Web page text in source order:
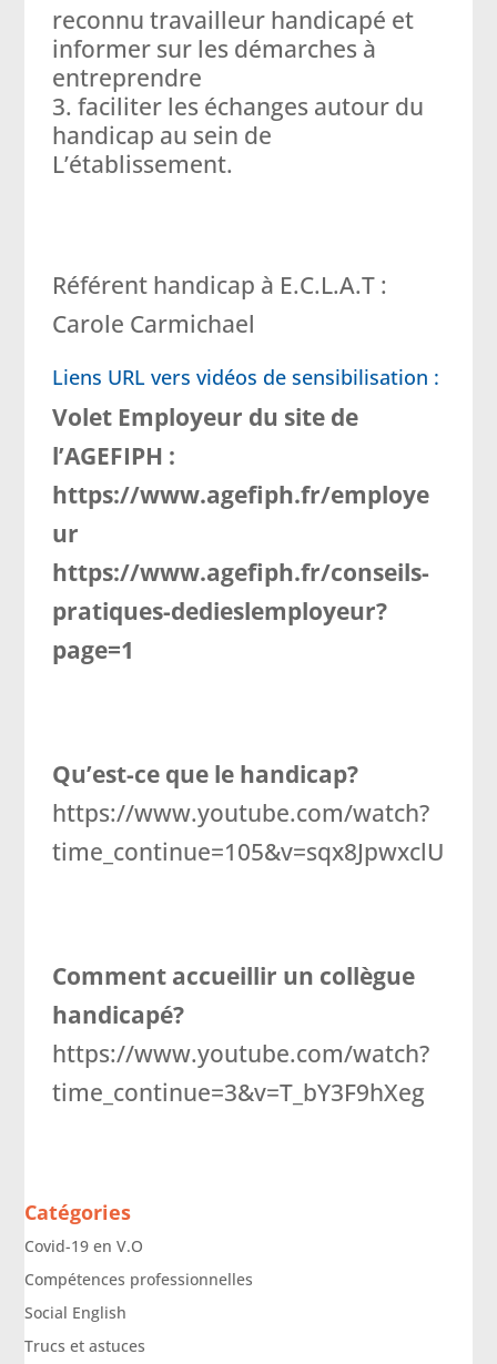
reconnu travailleur handicapé et
informer sur les démarches à
entreprendre
faciliter les échanges autour du
handicap au sein de
L’établissement.
Référent handicap à E.C.L.A.T :
Carole Carmichael
Liens URL vers vidéos de sensibilisation :
Volet Employeur du site de
l’AGEFIPH :
https://www.agefiph.fr/employe
ur
https://www.agefiph.fr/conseils-
pratiques-dedieslemployeur?
page=1
Qu’est-ce que le handicap?
https://www.youtube.com/watch?
time_continue=105&v=sqx8JpwxclU
Comment accueillir un collègue
handicapé?
https://www.youtube.com/watch?
time_continue=3&v=T_bY3F9hXeg
Catégories
Covid-19 en V.O
Compétences professionnelles
Social English
Trucs et astuces